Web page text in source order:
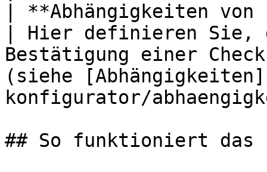
| **Abhängigkeiten von
| Hier definieren Sie,
Bestätigung einer
(siehe
konfigurator/
## So funktioniert das